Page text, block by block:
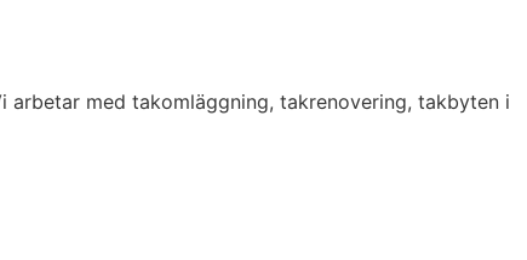
med takomläggning, takrenovering, takbyten i